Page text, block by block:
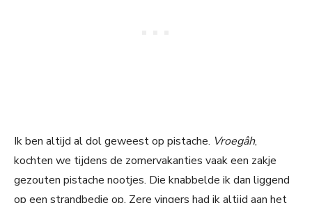
Ik ben altijd al dol geweest op pistache. Vroegâh,
kochten we tijdens de zomervakanties vaak een zakje
gezouten pistache nootjes. Die knabbelde ik dan liggend
op een strandbedje op. Zere vingers had ik altijd aan het